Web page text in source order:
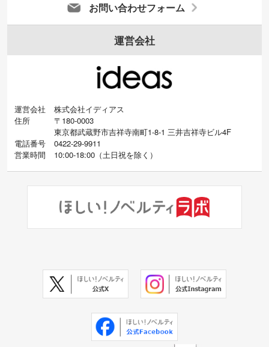
お問い合わせフォーム
運営会社
運営会社
株式会社イディアス
住所
〒180-0003
東京都武蔵野市吉祥寺南町1-8-1 三井吉祥寺ビル4F
電話番号
0422-29-9911
営業時間
10:00-18:00（土日祝を除く）